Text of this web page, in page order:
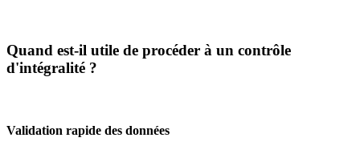
Quand est-il utile de procéder à un contrôle
d'intégralité ?
Validation rapide des données